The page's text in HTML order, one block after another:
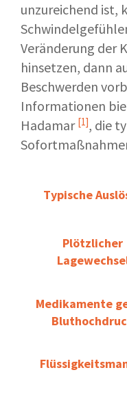
unzureichend ist,
Veränderung der
hinsetzen, dann
Beschwerden
Informationen
Hadamar [1], die
Typische
Plötzlicher
Medikamente
Typische
Plötzlicher
Medikamente